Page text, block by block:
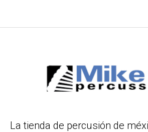
La tienda de percusión de